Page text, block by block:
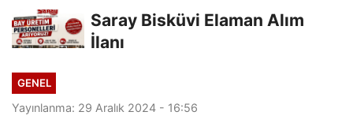
Saray Bisküvi Elaman Alım
İlanı
GENEL
Yayınlanma: 29 Aralık 2024 - 16:56